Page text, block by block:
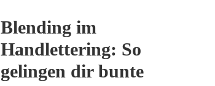
Blending im
Handlettering: So
gelingen dir bunte